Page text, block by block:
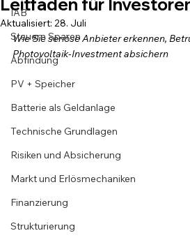
IAB
Steuern Sparen
Abfindung
PV + Speicher
Batterie als Geldanlage
Technische Grundlagen
Risiken und Absicherung
Markt und Erlösmechaniken
Finanzierung
Strukturierung
Leitfaden für
Aktualisiert: 28. Juli
Wie Sie seriöse Anbieter erkennen,
Photovoltaik-Investment absichern